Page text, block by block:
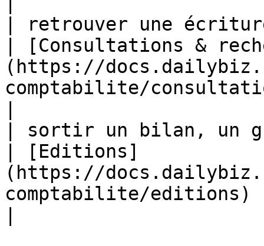
| retrouver une
| [Consultations &
(https://
comptabilite/
| sortir un bilan, un
| [Editions]
(https://
comptabilite/editions)